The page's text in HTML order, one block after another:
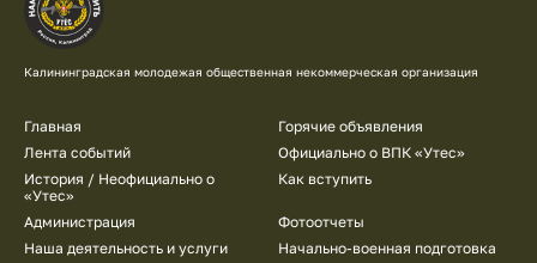
Калининградская молодежая общественная некоммерческая организация
Подвал
Главная
Горячие объявления
Лента событий
Официально о ВПК «Утес»
История / Неофициально о
«Утес»
Как вступить
Администрация
Фотоотчеты
Наша деятельность и услуги
Начально-военная подготовка